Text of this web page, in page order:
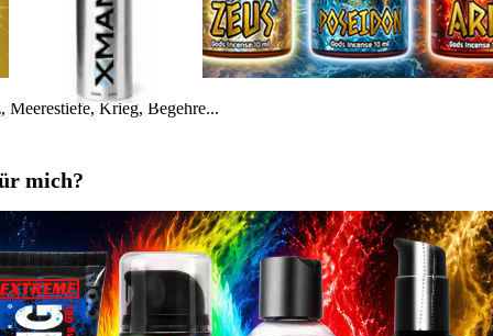
Meerestiefe, Krieg, Begehre...
mich?